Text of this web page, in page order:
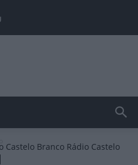
Rádio Castelo